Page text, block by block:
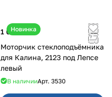
Новинка
1 000 ₽
Моторчик стеклоподъёмника
для Калина, 2123 под Лепсе
левый
В наличииАрт. 3530